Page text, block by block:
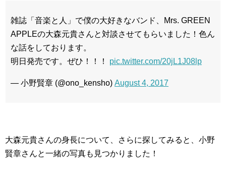
雑誌「音楽と人」で僕の大好きなバンド、Mrs. GREEN
APPLEの大森元貴さんと対談させてもらいました！色ん
な話をしております。
明日発売です。ぜひ！！！ pic.twitter.com/20jL1J08lp
— 小野賢章 (@ono_kensho) August 4, 2017
大森元貴さんの身長について、さらに探してみると、小野
賢章さんと一緒の写真も見つかりました！